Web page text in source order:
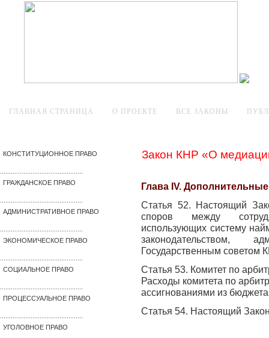
ГЛАВНАЯ СТРАНИЦА О ПРОЕКТЕ ВСЕ ЗАКОНЫ
КОНСТИТУЦИОННОЕ ПРАВО
ГРАЖДАНСКОЕ ПРАВО
АДМИНИСТРАТИВНОЕ ПРАВО
ЭКОНОМИЧЕСКОЕ ПРАВО
СОЦИАЛЬНОЕ ПРАВО
ПРОЦЕССУАЛЬНОЕ ПРАВО
УГОЛОВНОЕ ПРАВО
Закон КНР «О
Глава IV.
Статья 52. Настоящий
споров между
использующих систему
законодательством,
Государственным советом
Статья 53. Комитет по
Расходы комитета по
ассигнованиями из
Статья 54. Настоящий